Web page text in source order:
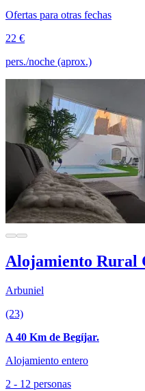
Ofertas para otras fechas
22 €
pers./noche (aprox.)
Alojamiento Rural
Arbuniel
(23)
A 40 Km de Begíjar.
Alojamiento entero
2 - 12 personas